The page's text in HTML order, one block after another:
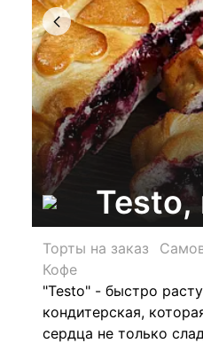
Testo,
Торты на заказ
Кофе
"Testo" - быстро
кондитерская,
сердца не только